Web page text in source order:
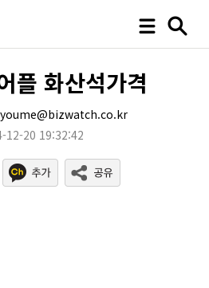
플 화산석가격
youme@bizwatch.co.kr
12-20 19:32:42